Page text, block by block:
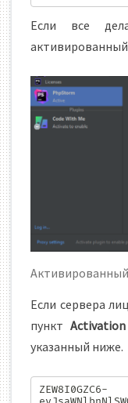
Если все
активированный
Если сервера
пункт
указанный ниже.
ZEW8I0GZC6-